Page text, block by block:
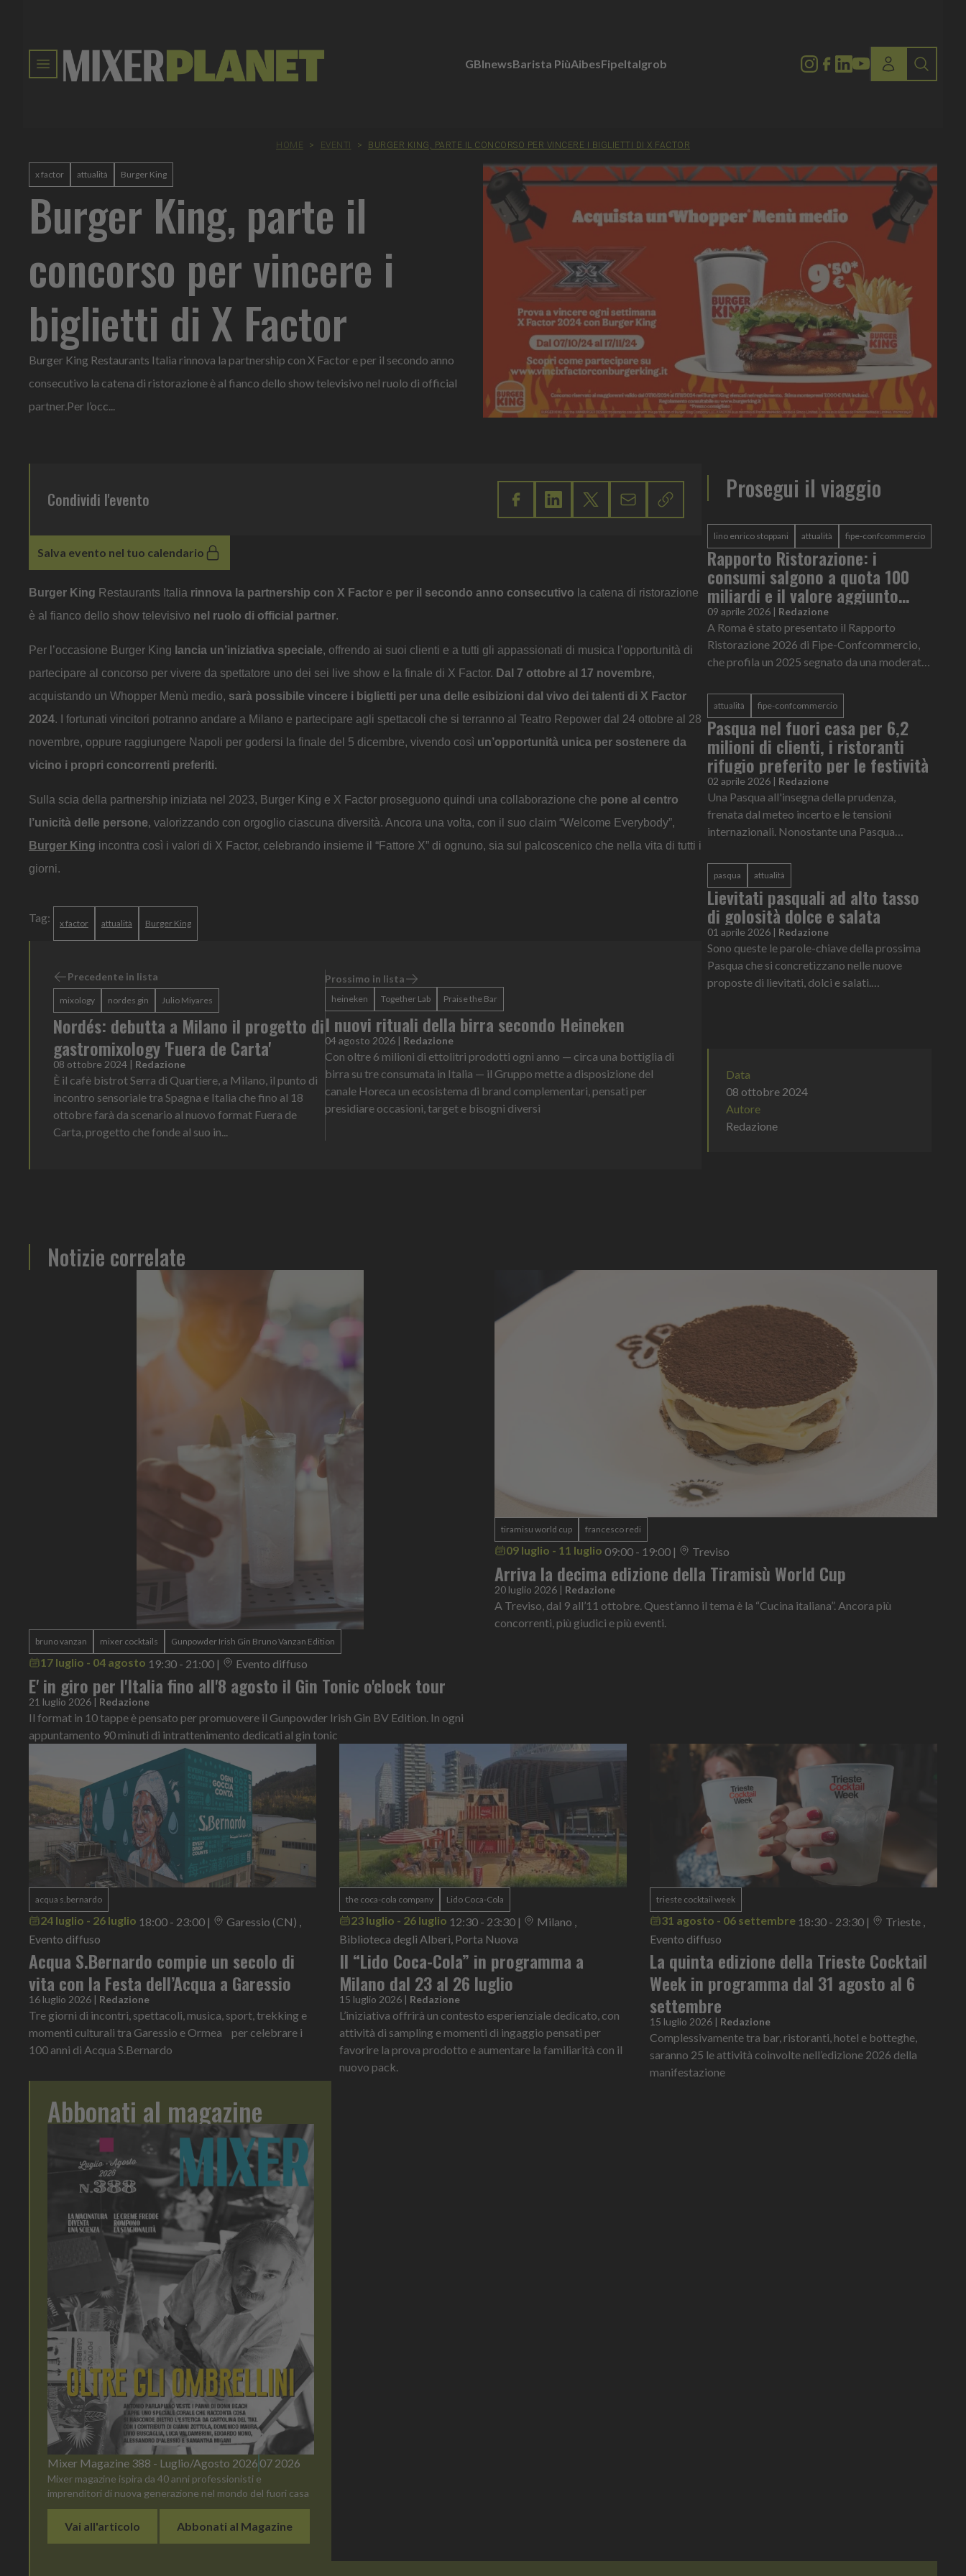
GBInewsBarista PiùAibesFipeItalgrob
HOME > EVENTI > BURGER KING, PARTE IL CONCORSO PER VINCERE I BIGLIETTI DI X FACTOR
x factor attualità Burger King
Burger King, parte il
concorso per vincere i
biglietti di X Factor
Burger King Restaurants Italia rinnova la partnership con X Factor e per il secondo anno
consecutivo la catena di ristorazione è al fianco dello show televisivo nel ruolo di official
partner.Per l’occ...
Condividi l'evento
Salva evento nel tuo calendario
Burger King Restaurants Italia rinnova la partnership con X Factor e per il secondo anno consecutivo la catena di ristorazione
è al fianco dello show televisivo nel ruolo di official partner.
Per l’occasione Burger King lancia un’iniziativa speciale, offrendo ai suoi clienti e a tutti gli appassionati di musica l’opportunità di
partecipare al concorso per vivere da spettatore uno dei sei live show e la finale di X Factor. Dal 7 ottobre al 17 novembre,
acquistando un Whopper Menù medio, sarà possibile vincere i biglietti per una delle esibizioni dal vivo dei talenti di X Factor
2024. I fortunati vincitori potranno andare a Milano e partecipare agli spettacoli che si terranno al Teatro Repower dal 24 ottobre al 28
novembre, oppure raggiungere Napoli per godersi la finale del 5 dicembre, vivendo così un’opportunità unica per sostenere da
vicino i propri concorrenti preferiti.
Sulla scia della partnership iniziata nel 2023, Burger King e X Factor proseguono quindi una collaborazione che pone al centro
l’unicità delle persone, valorizzando con orgoglio ciascuna diversità. Ancora una volta, con il suo claim “Welcome Everybody”,
Burger King incontra così i valori di X Factor, celebrando insieme il “Fattore X” di ognuno, sia sul palcoscenico che nella vita di tutti i
giorni.
Tag: x factor attualità Burger King
Precedente in lista
mixology nordes gin Julio Miyares
Nordés: debutta a Milano il progetto di
gastromixology 'Fuera de Carta'
08 ottobre 2024 | Redazione
È il cafè bistrot Serra di Quartiere, a Milano, il punto di
incontro sensoriale tra Spagna e Italia che fino al 18
ottobre farà da scenario al nuovo format Fuera de
Carta, progetto che fonde al suo in...
Prossimo in lista
heineken Together Lab Praise the Bar
I nuovi rituali della birra secondo Heineken
04 agosto 2026 | Redazione
Con oltre 6 milioni di ettolitri prodotti ogni anno — circa una bottiglia di
birra su tre consumata in Italia — il Gruppo mette a disposizione del
canale Horeca un ecosistema di brand complementari, pensati per
presidiare occasioni, target e bisogni diversi
Prosegui il viaggio
lino enrico stoppani attualità fipe-confcommercio
Rapporto Ristorazione: i
consumi salgono a quota 100
miliardi e il valore aggiunto
segna +0,5%
09 aprile 2026 | Redazione
A Roma è stato presentato il Rapporto
Ristorazione 2026 di Fipe-Confcommercio,
che profila un 2025 segnato da una moderata
strutturali e di un contesto s...
attualità fipe-confcommercio
Pasqua nel fuori casa per 6,2
milioni di clienti, i ristoranti
rifugio preferito per le festività
02 aprile 2026 | Redazione
Una Pasqua all'insegna della prudenza,
frenata dal meteo incerto e le tensioni
internazionali. Nonostante una Pasqua
geopolitiche frenino in parte le classiche...
pasqua attualità
Lievitati pasquali ad alto tasso
di golosità dolce e salata
01 aprile 2026 | Redazione
Sono queste le parole-chiave della prossima
Pasqua che si concretizzano nelle nuove
proposte di lievitati, dolci e salati.
Data
08 ottobre 2024
Autore
Redazione
Notizie correlate
bruno vanzan mixer cocktails Gunpowder Irish Gin Bruno Vanzan Edition
17 luglio - 04 agosto 19:30 - 21:00 | Evento diffuso
E' in giro per l'Italia fino all'8 agosto il Gin Tonic o'clock tour
21 luglio 2026 | Redazione
Il format in 10 tappe è pensato per promuovere il Gunpowder Irish Gin BV Edition. In ogni
appuntamento 90 minuti di intrattenimento dedicati al gin tonic
tiramisu world cup francesco redi
09 luglio - 11 luglio 09:00 - 19:00 | Treviso
Arriva la decima edizione della Tiramisù World Cup
20 luglio 2026 | Redazione
A Treviso, dal 9 all’11 ottobre. Quest’anno il tema è la “Cucina italiana”. Ancora più
concorrenti, più giudici e più eventi.
acqua s.bernardo
24 luglio - 26 luglio 18:00 - 23:00 |
Garessio (CN) ,
Evento diffuso
Acqua S.Bernardo compie un secolo di
vita con la Festa dell’Acqua a Garessio
16 luglio 2026 | Redazione
Tre giorni di incontri, spettacoli, musica, sport, trekking e
momenti culturali tra Garessio e Ormea per celebrare i
100 anni di Acqua S.Bernardo
the coca-cola company Lido Coca-Cola
23 luglio - 26 luglio 12:30 - 23:30 |
Milano ,
Biblioteca degli Alberi, Porta Nuova
Il “Lido Coca-Cola” in programma a
Milano dal 23 al 26 luglio
15 luglio 2026 | Redazione
L’iniziativa offrirà un contesto esperienziale dedicato, con
attività di sampling e momenti di ingaggio pensati per
favorire la prova prodotto e aumentare la familiarità con il
nuovo pack.
trieste cocktail week
31 agosto - 06 settembre 18:30 - 23:30 |
Trieste ,
Evento diffuso
La quinta edizione della Trieste Cocktail
Week in programma dal 31 agosto al 6
settembre
15 luglio 2026 | Redazione
Complessivamente tra bar, ristoranti, hotel e botteghe,
saranno 25 le attività coinvolte nell’edizione 2026 della
manifestazione
Abbonati al magazine
Mixer Magazine 388 - Luglio/Agosto 2026 07 2026
Mixer magazine ispira da 40 anni professionisti e
imprenditori di nuova generazione nel mondo del fuori casa
Vai all'articolo Abbonati al Magazine